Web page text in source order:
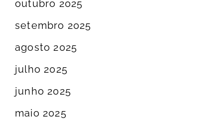
outubro 2025
setembro 2025
agosto 2025
julho 2025
junho 2025
maio 2025